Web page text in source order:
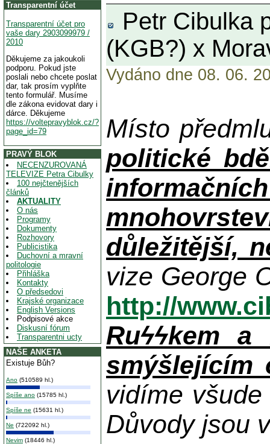
Transparentní účet
Transparentní účet pro
vaše dary 2903099979 /
2010
Děkujeme za jakoukoli
podporu. Pokud jste
poslali nebo chcete poslat
dar, tak prosím vyplňte
tento formulář. Musíme
dle zákona evidovat dary i
dárce. Děkujeme
https://voltepravyblok.cz/?
page_id=79
PRAVÝ BLOK
NECENZUROVANÁ
TELEVIZE Petra Cibulky
100 nejčtenějších
článků
AKTUALITY
O nás
Programy
Dokumenty
Rozhovory
Publicistika
Duchovní a mravní
politologie
Přihláška
Kontakty
O předsedovi
Krajské organizace
English Versions
Podpisové akce
Diskusní fórum
Transparentni ucty
NAŠE ANKETA
Existuje Bůh?
Ano (510589 hl.)
Spíše ano (15785 hl.)
Spíše ne (15631 hl.)
Ne (722092 hl.)
Nevim (18446 hl.)
Petr Cibulka
(KGB?) x
Vydáno dne 08. 06.
Místo
politické
důležitější,
vize George
http://
Ruϟϟkem
smýšlejícím
vidíme
Důvody jsou